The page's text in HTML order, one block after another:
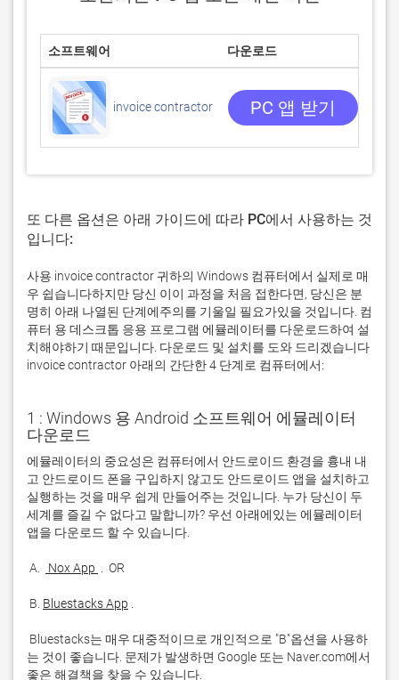
소프트웨어 다운로드
invoice contractor PC 앱 받기
또 다른 옵션은 아래 가이드에 따라 PC에서 사용하는 것
입니다:
사용 invoice contractor 귀하의 Windows 컴퓨터에서 실제로 매
우 쉽습니다하지만 당신 이이 과정을 처음 접한다면, 당신은 분
명히 아래 나열된 단계에주의를 기울일 필요가있을 것입니다. 컴
퓨터 용 데스크톱 응용 프로그램 에뮬레이터를 다운로드하여 설
치해야하기 때문입니다. 다운로드 및 설치를 도와 드리겠습니다
invoice contractor 아래의 간단한 4 단계로 컴퓨터에서:
1 : Windows 용 Android 소프트웨어 에뮬레이터
다운로드
에뮬레이터의 중요성은 컴퓨터에서 안드로이드 환경을 흉내 내
고 안드로이드 폰을 구입하지 않고도 안드로이드 앱을 설치하고
실행하는 것을 매우 쉽게 만들어주는 것입니다. 누가 당신이 두
세계를 즐길 수 없다고 말합니까? 우선 아래에있는 에뮬레이터
A. Nox App
B. Bluestacks App
는 것이 좋습니다. 문제가 발생하면 Google 또는 Naver.com에서
좋은 해결책을 찾을 수 있습니다.